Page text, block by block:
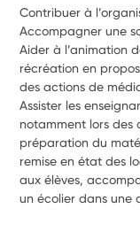
Contribuer à
Accompagner une
Aider à l’animation
récréation en
des actions de
Assister les
notamment lors des
préparation du
remise en état des
aux élèves,
un écolier dans une